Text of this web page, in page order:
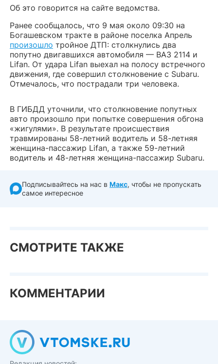
Об это говорится на сайте ведомства.
Ранее сообщалось, что 9 мая около 09:30 на
Богашевском тракте в районе поселка Апрель
произошло тройное ДТП: столкнулись два
попутно двигавшихся автомобиля — ВАЗ 2114 и
Lifan. От удара Lifan выехал на полосу встречного
движения, где совершил столкновение с Subaru.
Отмечалось, что пострадали три человека.
В ГИБДД уточнили, что столкновение попутных
авто произошло при попытке совершения обгона
«жигулями». В результате происшествия
травмированы 58-летний водитель и 58-летняя
женщина-пассажир Lifan, а также 59-летний
водитель и 48-летняя женщина-пассажир Subaru.
Подписывайтесь на нас в Макс, чтобы не пропускать
самое интересное
СМОТРИТЕ ТАКЖЕ
КОММЕНТАРИИ